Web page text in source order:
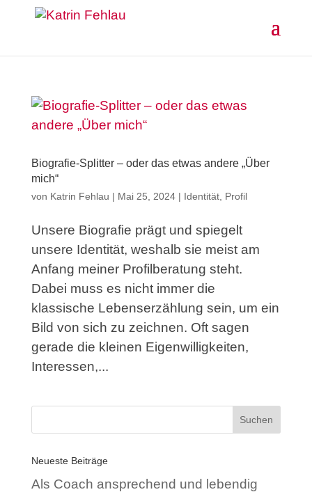
Biografie-Splitter – oder das etwas andere „Über
mich“
von Katrin Fehlau | Mai 25, 2024| Identität, Profil
Unsere Biografie prägt und spiegelt
unsere Identität, weshalb sie meist am
Anfang meiner Profilberatung steht.
Dabei muss es nicht immer die
klassische Lebenserzählung sein, um ein
Bild von sich zu zeichnen. Oft sagen
gerade die kleinen Eigenwilligkeiten,
Interessen,...
Neueste Beiträge
Als Coach ansprechend und lebendig